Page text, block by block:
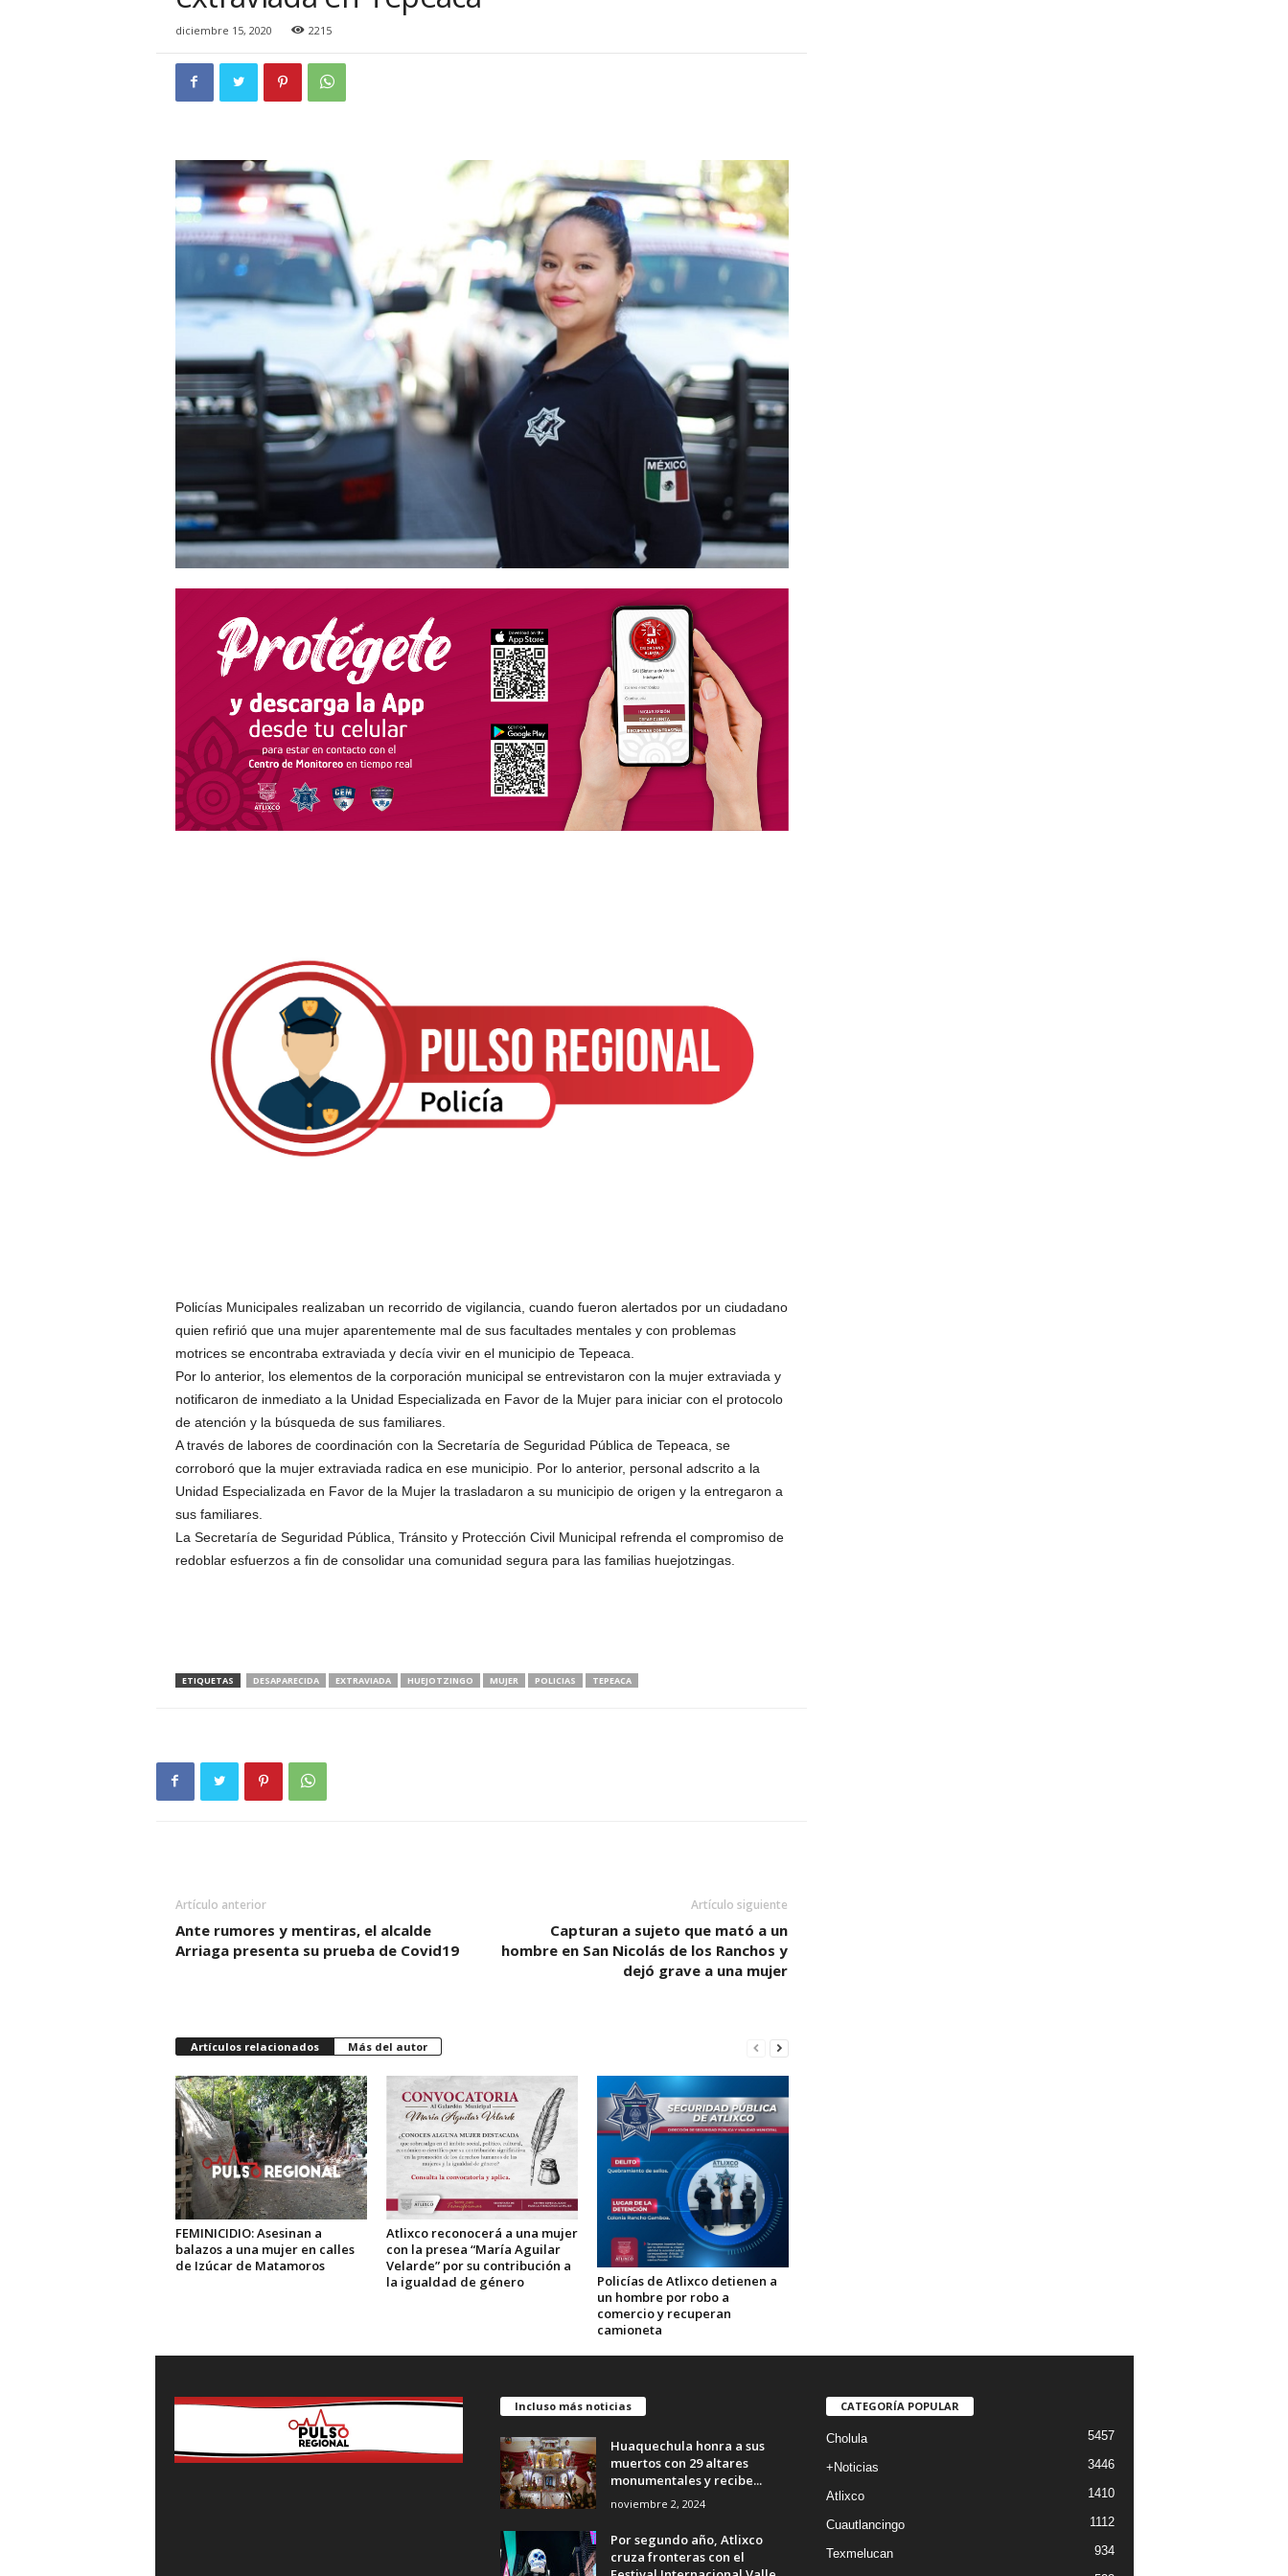
diciembre 15, 2020 2215
Policías Municipales realizaban un recorrido de vigilancia, cuando fueron alertados por un ciudadano
quien refirió que una mujer aparentemente mal de sus facultades mentales y con problemas
motrices se encontraba extraviada y decía vivir en el municipio de Tepeaca.
Por lo anterior, los elementos de la corporación municipal se entrevistaron con la mujer extraviada y
notificaron de inmediato a la Unidad Especializada en Favor de la Mujer para iniciar con el protocolo
de atención y la búsqueda de sus familiares.
A través de labores de coordinación con la Secretaría de Seguridad Pública de Tepeaca, se
corroboró que la mujer extraviada radica en ese municipio. Por lo anterior, personal adscrito a la
Unidad Especializada en Favor de la Mujer la trasladaron a su municipio de origen y la entregaron a
sus familiares.
La Secretaría de Seguridad Pública, Tránsito y Protección Civil Municipal refrenda el compromiso de
redoblar esfuerzos a fin de consolidar una comunidad segura para las familias huejotzingas.
ETIQUETAS DESAPARECIDA EXTRAVIADA HUEJOTZINGO MUJER POLICIAS TEPEACA
Artículo anterior
Ante rumores y mentiras, el alcalde
Arriaga presenta su prueba de Covid19
Artículo siguiente
Capturan a sujeto que mató a un
hombre en San Nicolás de los Ranchos y
dejó grave a una mujer
Artículos relacionados Más del autor
FEMINICIDIO: Asesinan a
balazos a una mujer en calles
de Izúcar de Matamoros
Atlixco reconocerá a una mujer
con la presea “María Aguilar
Velarde” por su contribución a
la igualdad de género
Policías de Atlixco detienen a
un hombre por robo a
comercio y recuperan
camioneta
Incluso más noticias
Huaquechula honra a sus
muertos con 29 altares
monumentales y recibe...
noviembre 2, 2024
Por segundo año, Atlixco
cruza fronteras con el
CATEGORÍA POPULAR
Cholula 5457
+Noticias 3446
Atlixco 1410
Cuautlancingo 1112
Texmelucan 934